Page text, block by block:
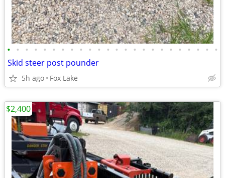
• • • • • • • • • • • • • • • • • • • • • • • •
Skid steer post pounder
5h ago Fox Lake
$2,400